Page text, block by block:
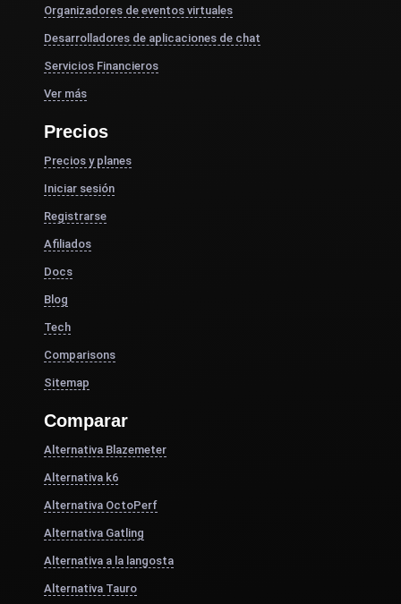
Organizadores de eventos virtuales
Desarrolladores de aplicaciones de chat
Servicios Financieros
Ver más
Precios
Precios y planes
Iniciar sesión
Registrarse
Afiliados
Docs
Blog
Tech
Comparisons
Sitemap
Comparar
Alternativa Blazemeter
Alternativa k6
Alternativa OctoPerf
Alternativa Gatling
Alternativa a la langosta
Alternativa Tauro